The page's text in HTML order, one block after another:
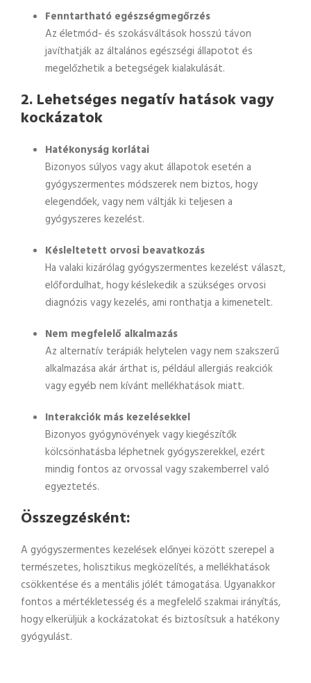
Fenntartható egészségmegőrzés
Az életmód- és szokásváltások hosszú távon
javíthatják az általános egészségi állapotot és
megelőzhetik a betegségek kialakulását.
2. Lehetséges negatív hatások vagy
kockázatok
Hatékonyság korlátai
Bizonyos súlyos vagy akut állapotok esetén a
gyógyszermentes módszerek nem biztos, hogy
elegendőek, vagy nem váltják ki teljesen a
gyógyszeres kezelést.
Késleltetett orvosi beavatkozás
Ha valaki kizárólag gyógyszermentes kezelést választ,
előfordulhat, hogy késlekedik a szükséges orvosi
diagnózis vagy kezelés, ami ronthatja a kimenetelt.
Nem megfelelő alkalmazás
Az alternatív terápiák helytelen vagy nem szakszerű
alkalmazása akár árthat is, például allergiás reakciók
vagy egyéb nem kívánt mellékhatások miatt.
Interakciók más kezelésekkel
Bizonyos gyógynövények vagy kiegészítők
kölcsönhatásba léphetnek gyógyszerekkel, ezért
mindig fontos az orvossal vagy szakemberrel való
egyeztetés.
Összegzésként:
A gyógyszermentes kezelések előnyei között szerepel a
természetes, holisztikus megközelítés, a mellékhatások
csökkentése és a mentális jólét támogatása. Ugyanakkor
fontos a mértékletesség és a megfelelő szakmai irányítás,
hogy elkerüljük a kockázatokat és biztosítsuk a hatékony
gyógyulást.